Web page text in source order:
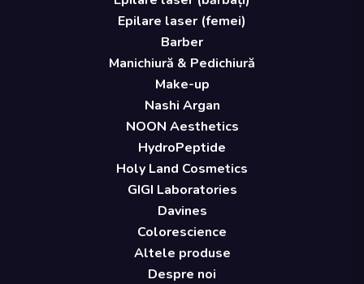
Epilare laser (femei)
Barber
Manichiură & Pedichiură
Make-up
Nashi Argan
NOON Aesthetics
HydroPeptide
Holy Land Cosmetics
GIGI Laboratories
Davines
Colorescience
Altele produse
Despre noi